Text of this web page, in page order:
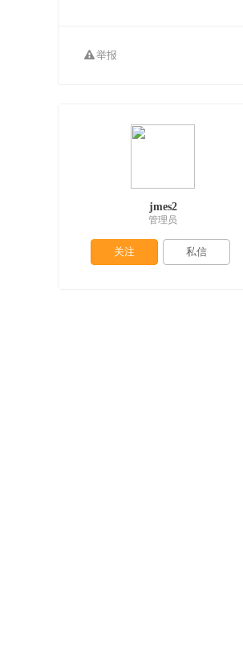
举报
jmes2
管理员
关注 私信